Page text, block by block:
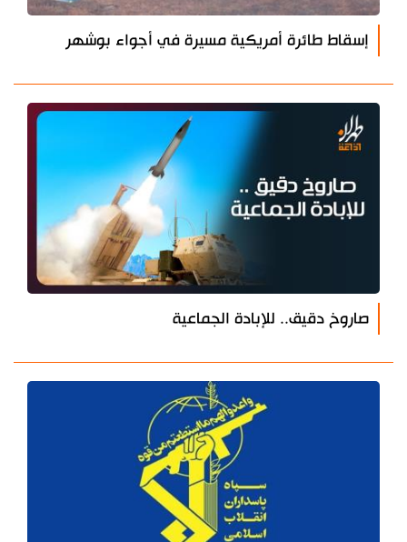
إسقاط طائرة أمريكية مسيرة في أجواء بوشهر
صاروخ دقيق.. للإبادة الجماعية